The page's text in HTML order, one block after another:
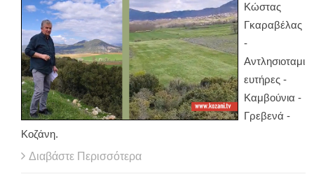
Κώστας
Γκαραβέλας
-
Αντλησιοταμι
ευτήρες -
Καμβούνια -
Γρεβενά -
Κοζάνη.
Διαβάστε Περισσότερα